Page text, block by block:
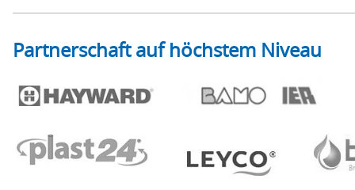
Partnerschaft auf höchstem Niveau